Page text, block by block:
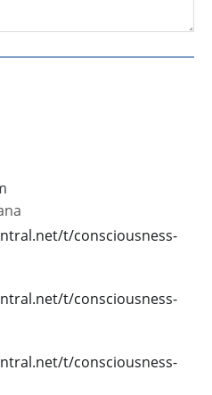
t/consciousness-
t/consciousness-
t/consciousness-